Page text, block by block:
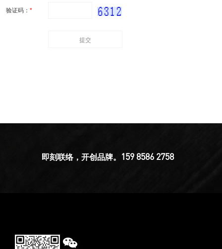
验证码： *
即刻联络，开创品牌。 159 8586 2758